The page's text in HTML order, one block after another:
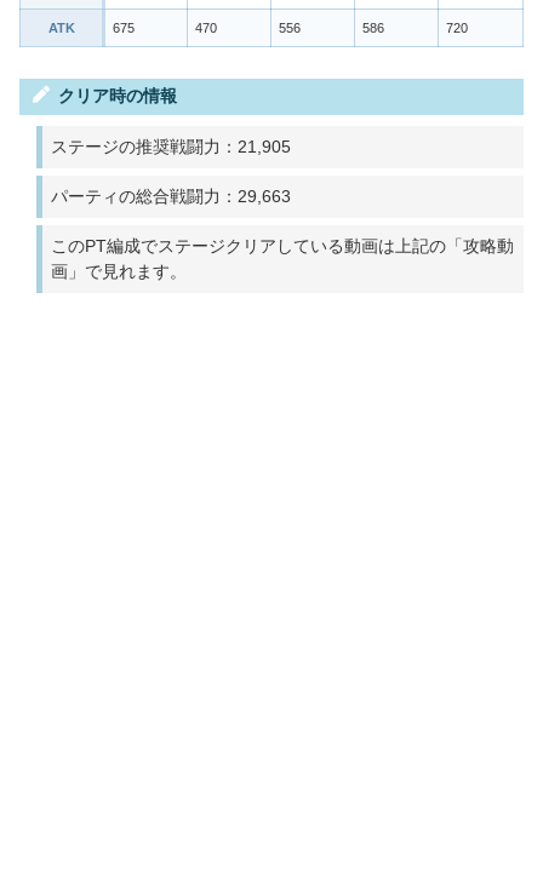
ATK 675 470 556 586 720
クリア時の情報
ステージの推奨戦闘力：21,905
パーティの総合戦闘力：29,663
このPT編成でステージクリアしている動画は上記の「攻略動
画」で見れます。